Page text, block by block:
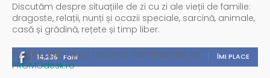
Discutăm despre situațiile de zi cu zi ale vieții de familie:
dragoste, relații, nunți și ocazii speciale, sarcină, animale,
casă și grădină, rețete și timp liber.
14,235 Fani ÎMI PLACE
Spații publicitare / reclamă administrată de
PROMOdesk.ro